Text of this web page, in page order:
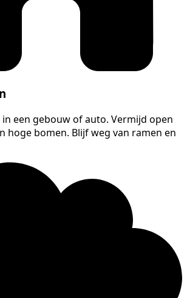
een gebouw of auto. Vermijd open
hoge bomen. Blijf weg van ramen en